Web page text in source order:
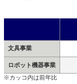
文具事業
ロボット機器事業
※カッコ内は前年比